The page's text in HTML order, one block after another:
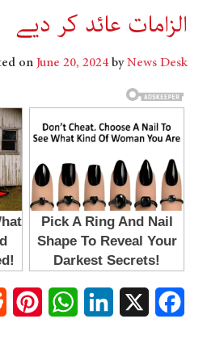
الزامات عائد کر دیے
onJune 20, 2024byNews Desk
Facebook
LinkedIn
WhatsApp